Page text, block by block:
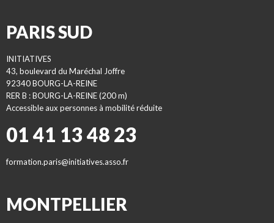
PARIS SUD
INITIATIVES
43, boulevard du Maréchal Joffre
92340 BOURG-LA-REINE
RER B : BOURG-LA-REINE (200 m)
Accessible aux personnes à mobilité réduite
01 41 13 48 23
formation.paris@initiatives.asso.fr
MONTPELLIER